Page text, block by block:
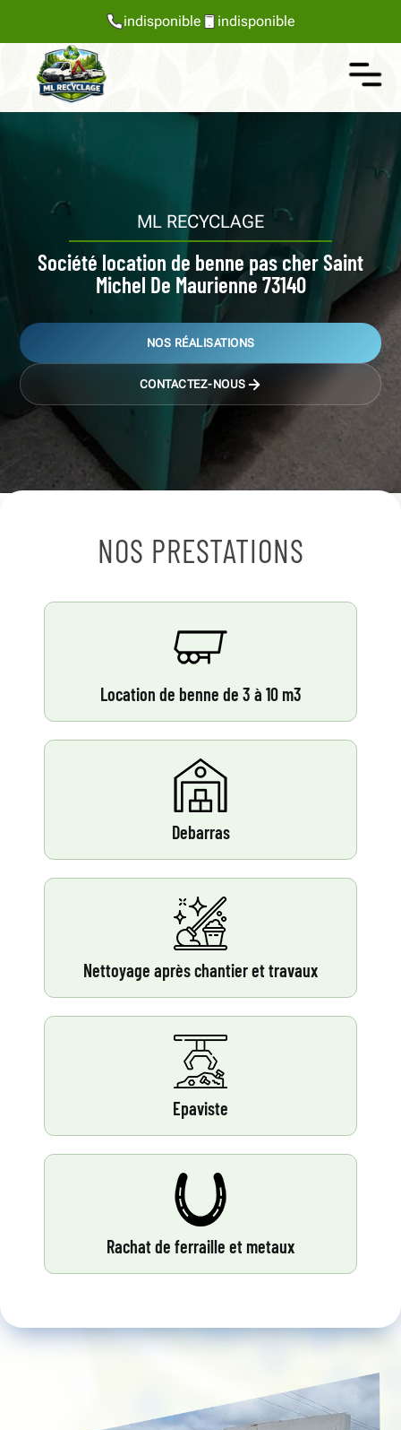
indisponible indisponible
ML RECYCLAGE
Société location de benne pas cher Saint
Michel De Maurienne 73140
NOS RÉALISATIONS
CONTACTEZ-NOUS
NOS PRESTATIONS
Location de benne de 3 à 10 m3
Debarras
Nettoyage après chantier et travaux
Epaviste
Rachat de ferraille et metaux